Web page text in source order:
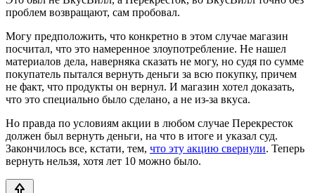
проблем возвращают, сам пробовал.
Могу предположить, что конкретно в этом случае магазин
посчитал, что это намеренное злоупотребление. Не нашел
материалов дела, наверняка сказать не могу, но судя по сумме
покупатель пытался вернуть деньги за всю покупку, причем
не факт, что продукты он вернул. И магазин хотел доказать,
что это специально было сделано, а не из-за вкуса.
Но правда по условиям акции в любом случае Перекресток
должен был вернуть деньги, на что в итоге и указал суд.
Закончилось все, кстати, тем, что эту акцию свернули. Теперь
вернуть нельзя, хотя лет 10 можно было.